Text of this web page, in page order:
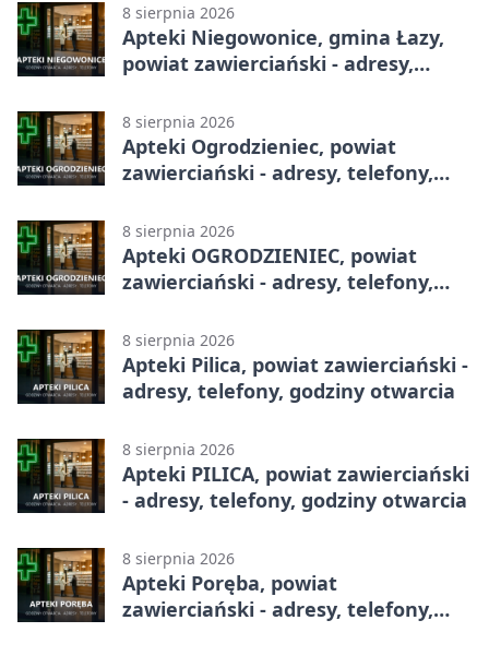
8 sierpnia 2026
Apteki Niegowonice, gmina Łazy,
powiat zawierciański - adresy,
8 sierpnia 2026
Apteki Ogrodzieniec, powiat
zawierciański - adresy, telefony,
8 sierpnia 2026
Apteki OGRODZIENIEC, powiat
zawierciański - adresy, telefony,
8 sierpnia 2026
Apteki Pilica, powiat zawierciański -
adresy, telefony, godziny otwarcia
8 sierpnia 2026
Apteki PILICA, powiat zawierciański
- adresy, telefony, godziny otwarcia
8 sierpnia 2026
Apteki Poręba, powiat
zawierciański - adresy, telefony,